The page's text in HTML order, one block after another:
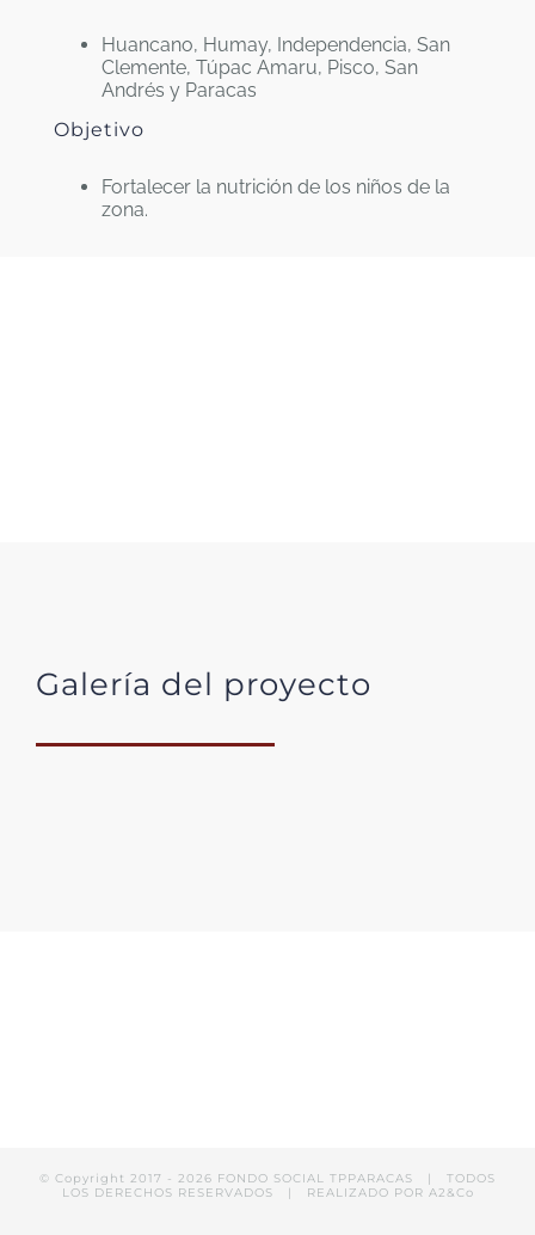
Huancano, Humay, Independencia, San
Clemente, Túpac Amaru, Pisco, San
Andrés y Paracas
Objetivo
Fortalecer la nutrición de los niños de la
zona.
Galería del proyecto
© Copyright 2017 - 2026 FONDO SOCIAL TPPARACAS | TODOS
LOS DERECHOS RESERVADOS | REALIZADO POR A2&Co